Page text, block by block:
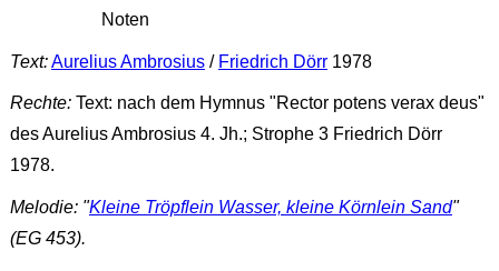
Noten
Text:Aurelius Ambrosius/ Friedrich Dörr1978
Rechte:Text: nach dem Hymnus "Rector potens verax deus"
des Aurelius Ambrosius 4. Jh.; Strophe 3 Friedrich Dörr
1978.
Melodie: "Kleine Tröpflein Wasser, kleine Körnlein Sand"
(EG 453).